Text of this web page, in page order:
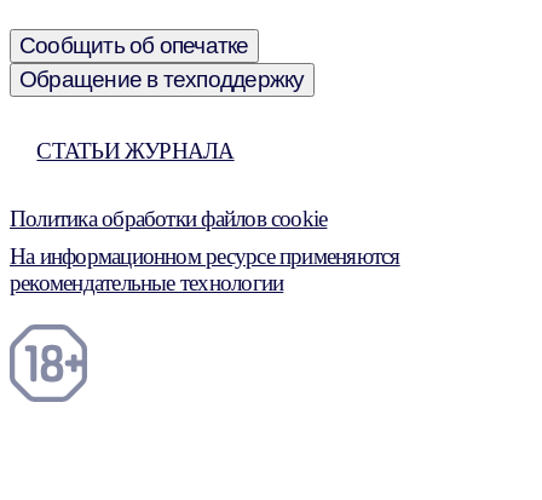
Сообщить об опечатке
Обращение в техподдержку
СТАТЬИ ЖУРНАЛА
Политика обработки файлов cookie
На информационном ресурсе применяются
рекомендательные технологии